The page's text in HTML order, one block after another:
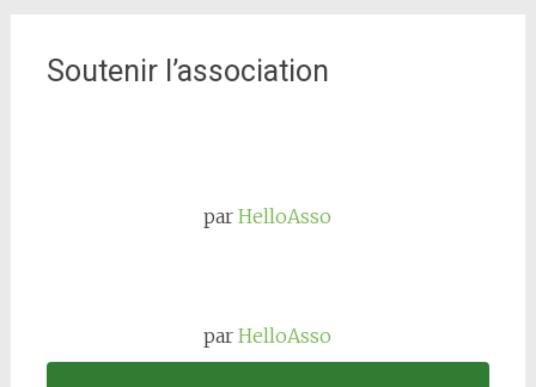
Soutenir l’association
parHelloAsso
parHelloAsso